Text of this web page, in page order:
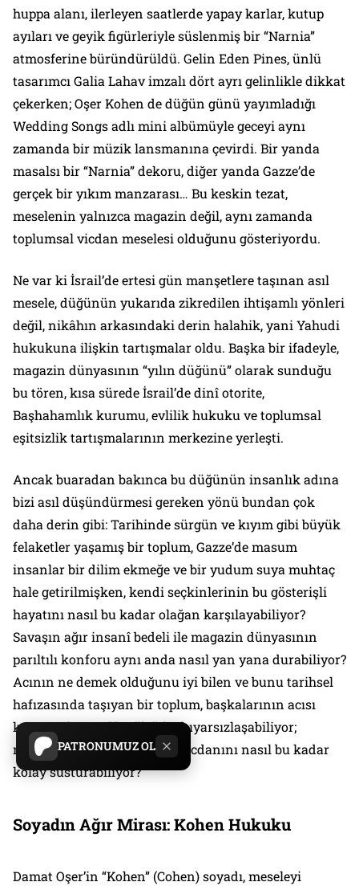
PATRONUMUZ OL
huppa alanı, ilerleyen saatlerde yapay karlar, kutup
ayıları ve geyik figürleriyle süslenmiş bir “Narnia”
atmosferine büründürüldü. Gelin Eden Pines, ünlü
tasarımcı Galia Lahav imzalı dört ayrı gelinlikle dikkat
çekerken; Oşer Kohen de düğün günü yayımladığı
Wedding Songs adlı mini albümüyle geceyi aynı
zamanda bir müzik lansmanına çevirdi. Bir yanda
masalsı bir “Narnia” dekoru, diğer yanda Gazze’de
gerçek bir yıkım manzarası… Bu keskin tezat,
meselenin yalnızca magazin değil, aynı zamanda
toplumsal vicdan meselesi olduğunu gösteriyordu.
Ne var ki İsrail’de ertesi gün manşetlere taşınan asıl
mesele, düğünün yukarıda zikredilen ihtişamlı yönleri
değil, nikâhın arkasındaki derin halahik, yani Yahudi
hukukuna ilişkin tartışmalar oldu. Başka bir ifadeyle,
magazin dünyasının “yılın düğünü” olarak sunduğu
bu tören, kısa sürede İsrail’de dinî otorite,
Başhahamlık kurumu, evlilik hukuku ve toplumsal
eşitsizlik tartışmalarının merkezine yerleşti.
Ancak buaradan bakınca bu düğünün insanlık adına
bizi asıl düşündürmesi gereken yönü bundan çok
daha derin gibi: Tarihinde sürgün ve kıyım gibi büyük
felaketler yaşamış bir toplum, Gazze’de masum
insanlar bir dilim ekmeğe ve bir yudum suya muhtaç
hale getirilmişken, kendi seçkinlerinin bu gösterişli
hayatını nasıl bu kadar olağan karşılayabiliyor?
Savaşın ağır insanî bedeli ile magazin dünyasının
parıltılı konforu aynı anda nasıl yan yana durabiliyor?
Acının ne demek olduğunu iyi bilen ve bunu tarihsel
hafızasında taşıyan bir toplum, başkalarının acısı
karşısında nasıl bu ölçüde duyarsızlaşabiliyor;
mazlumun feryadına karşı vicdanını nasıl bu kadar
kolay susturabiliyor?
Soyadın Ağır Mirası: Kohen Hukuku
Damat Oşer’in “Kohen” (Cohen) soyadı, meseleyi